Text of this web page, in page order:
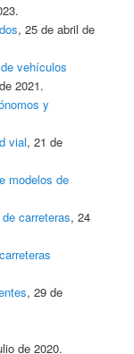
, 25 de abril de
vehículos
2021.
y
vial, 21 de
modelos de
carreteras, 24
, 29 de
de 2020.